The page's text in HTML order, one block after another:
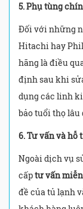
5. Phụ tùng
Đối với những
Hitachi hay
hãng là điều
định sau khi
dụng các linh
bảo tuổi thọ lâu
6. Tư vấn và hỗ
Ngoài dịch vụ
cấptư vấn
đề của tủ lạnh